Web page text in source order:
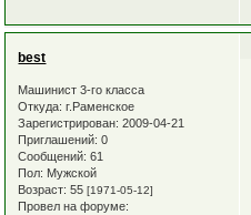
best
Машинист 3-го класса
Откуда: г.Раменское
Зарегистрирован: 2009-04-21
Приглашений: 0
Сообщений: 61
Пол: Мужской
Возраст: 55[1971-05-12]
Провел на форуме: